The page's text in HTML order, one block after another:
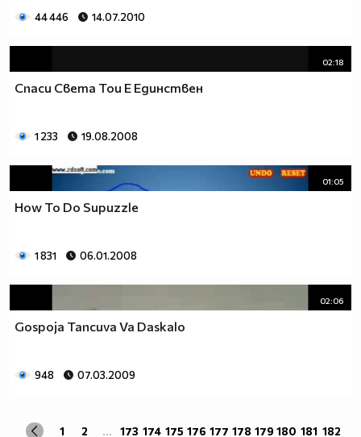
44 446 14.07.2010
02:18
Спаси Света Тои Е Единствен
1 233 19.08.2008
01:05
How To Do Supuzzle
1 831 06.01.2008
02:06
Gospoja Tancuva Va Daskalo
948 07.03.2009
1 2 ... 173 174 175 176 177 178 179 180 181 182